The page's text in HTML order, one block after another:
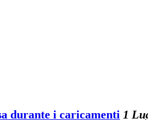
durante i caricamenti 1